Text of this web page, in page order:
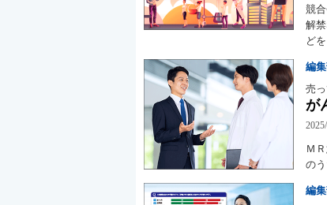
競
解
ど
編
売
が
Ｍ
の
編